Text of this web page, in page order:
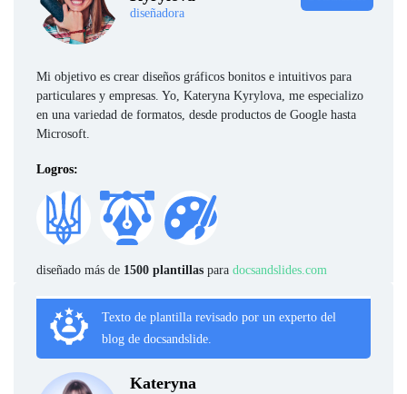
diseñadora
Mi objetivo es crear diseños gráficos bonitos e intuitivos para
particulares y empresas. Yo, Kateryna Kyrylova, me especializo
en una variedad de formatos, desde productos de Google hasta
Microsoft.
Logros:
diseñado más de 1500 plantillas para docsandslides.com
Texto de plantilla revisado por un experto del
blog de docsandslide.
Kateryna